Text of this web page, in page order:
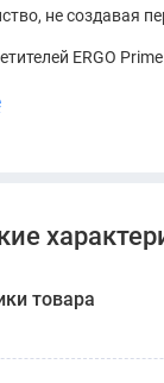
не создавая
ERGO
товара